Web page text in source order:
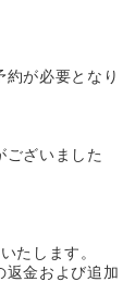
が必要となり
ざいました
たします。
返金および追加